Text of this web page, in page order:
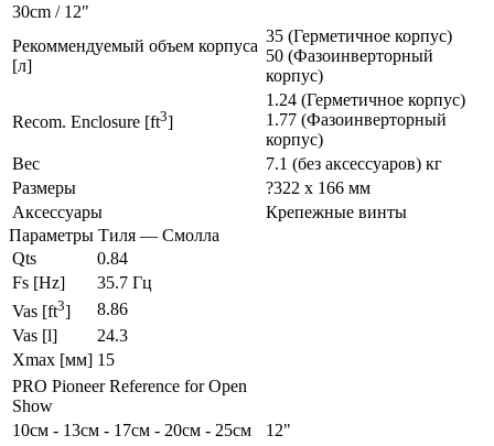
30cm / 12"
Рекоммендуемый объем корпуса
[л]
35 (Герметичное корпус)
50 (Фазоинверторный
корпус)
Recom. Enclosure [ft3]
1.24 (Герметичное корпус)
1.77 (Фазоинверторный
корпус)
Вес
7.1 (без аксессуаров) кг
Размеры
?322 x 166 мм
Аксессуары
Крепежные винты
Параметры Тиля — Смолла
Qts
0.84
Fs [Hz]
35.7 Гц
Vas [ft3]
8.86
Vas [l]
24.3
Xmax [мм] 15
PRO Pioneer Reference for Open
Show
10см - 13см - 17см - 20см - 25см
12"